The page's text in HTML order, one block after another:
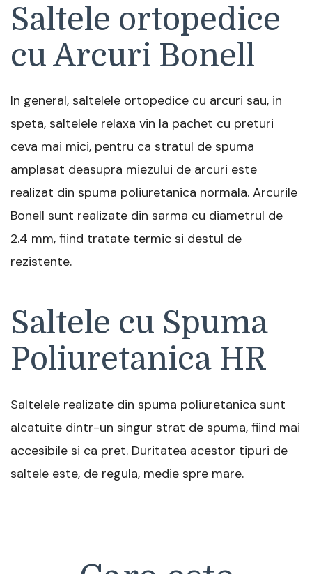
Saltele ortopedice
cu Arcuri Bonell
In general, saltelele ortopedice cu arcuri sau, in
speta, saltelele relaxa vin la pachet cu preturi
ceva mai mici, pentru ca stratul de spuma
amplasat deasupra miezului de arcuri este
realizat din spuma poliuretanica normala. Arcurile
Bonell sunt realizate din sarma cu diametrul de
2.4 mm, fiind tratate termic si destul de
rezistente.
Saltele cu Spuma
Poliuretanica HR
Saltelele realizate din spuma poliuretanica sunt
alcatuite dintr-un singur strat de spuma, fiind mai
accesibile si ca pret. Duritatea acestor tipuri de
saltele este, de regula, medie spre mare.